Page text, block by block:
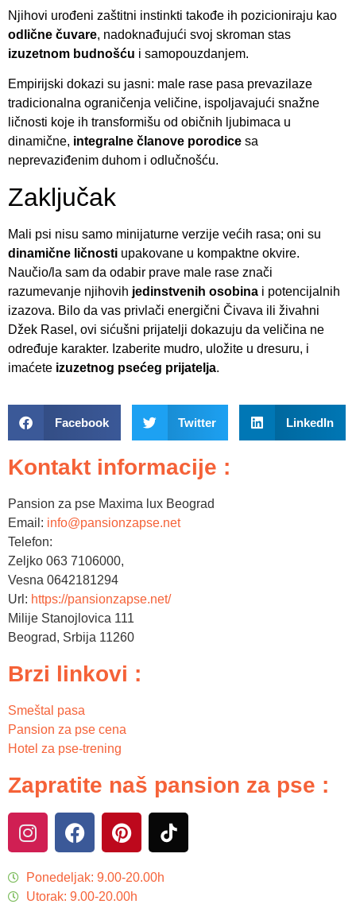
Njihovi urođeni zaštitni instinkti takođe ih pozicioniraju kao
odlične čuvare, nadoknađujući svoj skroman stas
izuzetnom budnošću i samopouzdanjem.
Empirijski dokazi su jasni: male rase pasa prevazilaze
tradicionalna ograničenja veličine, ispoljavajući snažne
ličnosti koje ih transformišu od običnih ljubimaca u
dinamične, integralne članove porodice sa
neprevaziđenim duhom i odlučnošću.
Zaključak
Mali psi nisu samo minijaturne verzije većih rasa; oni su
dinamične ličnosti upakovane u kompaktne okvire.
Naučio/la sam da odabir prave male rase znači
razumevanje njihovih jedinstvenih osobina i potencijalnih
izazova. Bilo da vas privlači energični Čivava ili živahni
Džek Rasel, ovi sićušni prijatelji dokazuju da veličina ne
određuje karakter. Izaberite mudro, uložite u dresuru, i
imaćete izuzetnog psećeg prijatelja.
Facebook Twitter LinkedIn
Kontakt informacije :
Pansion za pse Maxima lux Beograd
Email: info@pansionzapse.net
Telefon:
Zeljko 063 7106000,
Vesna 0642181294
Url: https://pansionzapse.net/
Milije Stanojlovica 111
Beograd, Srbija 11260
Brzi linkovi :
Smeštal pasa
Pansion za pse cena
Hotel za pse-trening
Zapratite naš pansion za pse :
Ponedeljak: 9.00-20.00h
Utorak: 9.00-20.00h